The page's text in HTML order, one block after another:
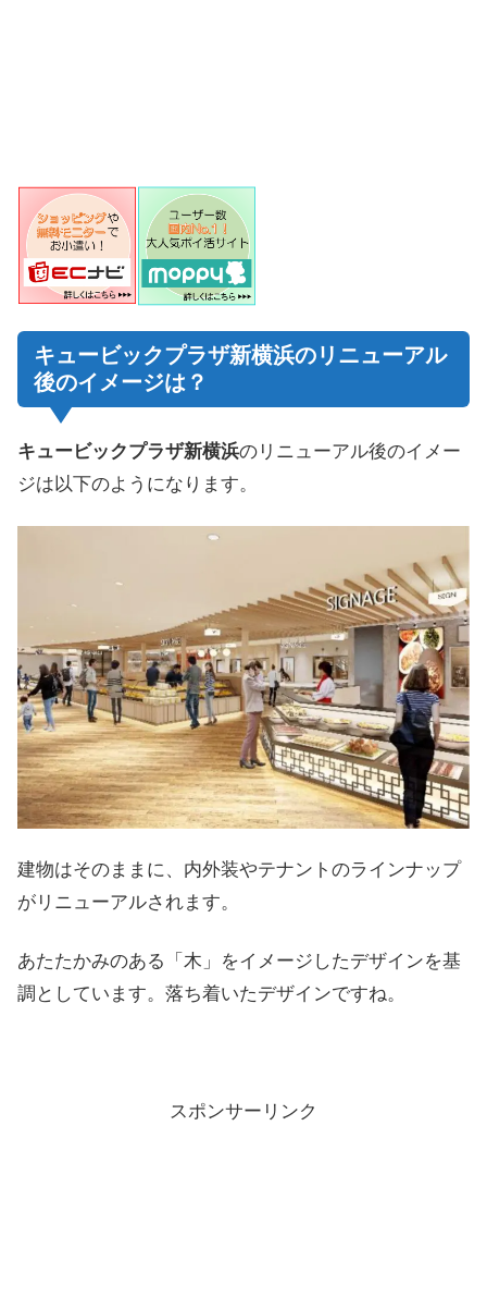
キュービックプラザ新横浜のリニューアル
後のイメージは？
キュービックプラザ新横浜のリニューアル後のイメー
ジは以下のようになります。
建物はそのままに、内外装やテナントのラインナップ
がリニューアルされます。
あたたかみのある「木」をイメージしたデザインを基
調としています。落ち着いたデザインですね。
スポンサーリンク